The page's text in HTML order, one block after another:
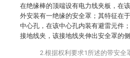
在绝缘棒的顶端设有电力线夹板，在
外安装有一绝缘的安全罩；其特征在
中心孔，在该中心孔内装有避雷元件
接地线夹，该接地线夹伸出安全罩的侧
2.根据权利要求1所述的带安全